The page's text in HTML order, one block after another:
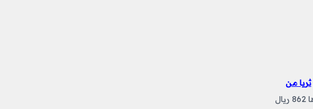
ثريا من
وتتميز هذه الثريا باستخدام مواد حديثة مثل القماش المنفذ للضوء مع ألوان هادئة، وسعرها 862 ريال